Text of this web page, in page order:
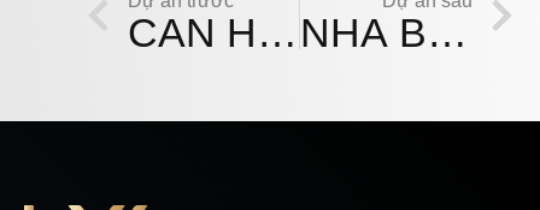
CĂN HỘ CANTAVIL NHÀ BƯNG RIỀNG